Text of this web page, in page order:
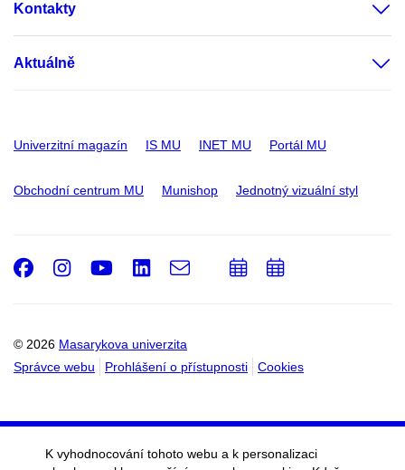
Kontakty
Aktuálně
Univerzitní magazín IS MU INET MU Portál MU
Obchodní centrum MU Munishop Jednotný vizuální styl
© 2026 Masarykova univerzita
Správce webu
Prohlášení o přístupnosti Cookies
Facebook
Instagram
Youtube
LinkedIn
e-
PřidatPřidat
K vyhodnocování tohoto webu a k personalizaci